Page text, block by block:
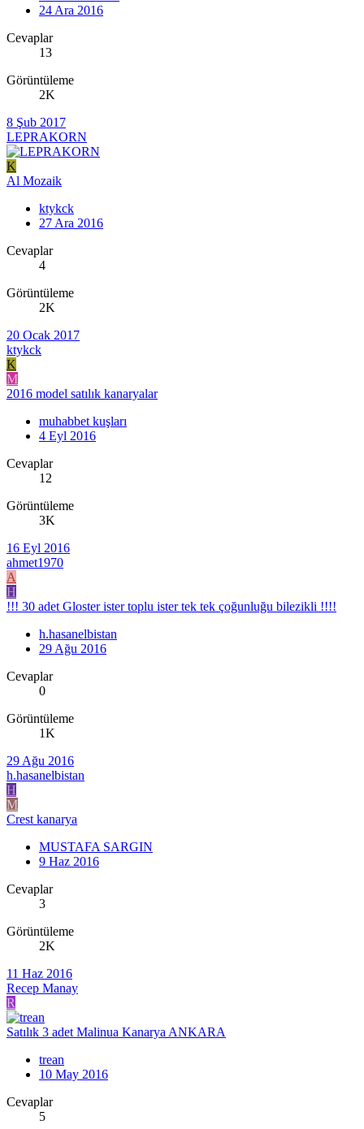
24 Ara 2016
Cevaplar
13
Görüntüleme
2K
8 Şub 2017
LEPRAKORN
K
Al Mozaik
ktykck
27 Ara 2016
Cevaplar
4
Görüntüleme
2K
20 Ocak 2017
ktykck
K
M
2016 model satılık kanaryalar
muhabbet kuşları
4 Eyl 2016
Cevaplar
12
Görüntüleme
3K
16 Eyl 2016
ahmet1970
A
H
!!! 30 adet Gloster ister toplu ister tek tek çoğunluğu bilezikli !!!!
h.hasanelbistan
29 Ağu 2016
Cevaplar
0
Görüntüleme
1K
29 Ağu 2016
h.hasanelbistan
H
M
Crest kanarya
MUSTAFA SARGIN
9 Haz 2016
Cevaplar
3
Görüntüleme
2K
11 Haz 2016
Recep Manay
R
Satılık 3 adet Malinua Kanarya ANKARA
trean
10 May 2016
Cevaplar
5